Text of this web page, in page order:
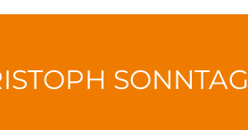
SONNTAG